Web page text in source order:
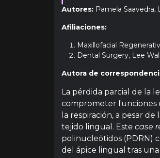
Autores: Pamela Saavedra,
Afiliaciones:
Maxillofacial
Dental Surgery, Lee
Autora de
La pérdida parcial de la
comprometer funciones
la respiración, a pesar
tejido lingual. Este case
polinucleótidos (PDRN)
del ápice lingual tras